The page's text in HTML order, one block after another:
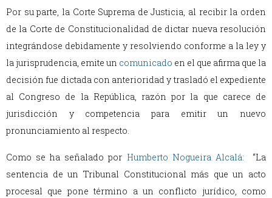
Por su parte, la Corte Suprema de Justicia, al recibir la orden
de la Corte de Constitucionalidad de dictar nueva resolución
integrándose debidamente y resolviendo conforme a la ley y
la jurisprudencia, emite un comunicado en el que afirma que la
decisión fue dictada con anterioridad y trasladó el expediente
al Congreso de la República, razón por la que carece de
jurisdicción y competencia para emitir un nuevo
pronunciamiento al respecto.
Como se ha señalado por Humberto Nogueira Alcalá:
“La
sentencia de un Tribunal Constitucional más que un acto
procesal que pone término a un conflicto jurídico, como